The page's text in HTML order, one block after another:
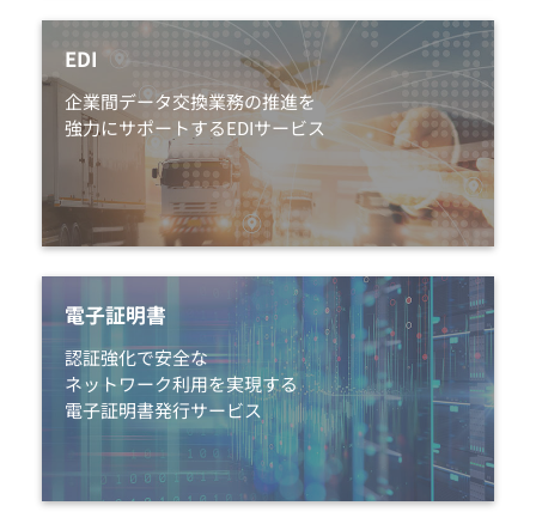
EDI
企業間データ交換業務の推進を
強力にサポートするEDIサービス
電子証明書
認証強化で安全な
ネットワーク利用を実現する
電子証明書発行サービス